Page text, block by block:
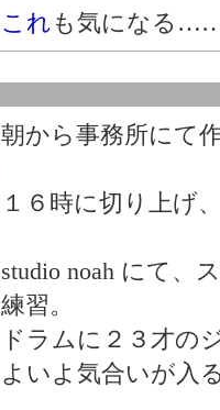
これ も気になる
朝から事務所にて
１６時に切り上げ
studio noah にて、
練習。
ドラムに２３才の
よいよ気合いが入